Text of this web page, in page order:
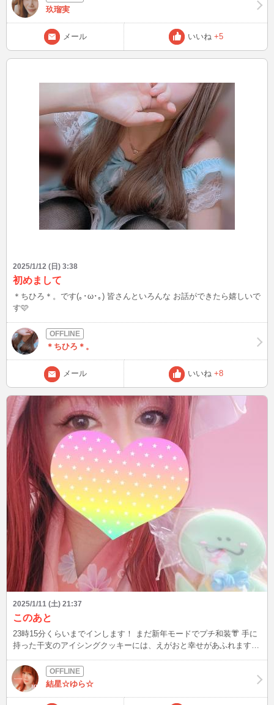
そしてお相撲さん達みんな美味しそうに食べる👍👍 お相撲さんって
若い頃から相撲部屋に入り、15.6歳から社会に出てるようなもの。 だ
から皆さん27.8から30歳くらいに見える😳😳 でも、二子山部屋のプ
ロフィールを見たらほとんどが20歳前後。皆さん大人っぽい👏👏 そ
の中でも、15歳の菊池くんが可愛いすぎる💞💞 ウニイクラ丼が美味
る寅のお寺🐯 朝護孫子寺に行ってきました。 極寒過ぎて、久しぶり
に指先がかじかんだわ。 でもお目当ての寅まんじゅう🐯が食べられ
たので良し！とします。 今年はヘビ年🐍大神神社に参拝に行かない
とですね。 節分までには行きたいなぁ〜 てか！節分に行きたいな
ぁ〜👹👹
玖瑠実
メール いいね +5
2025/1/12 (日) 3:38
初めまして
＊ちひろ＊。です(｡･ω･｡) 皆さんといろんな お話ができたら嬉しいで
す🩷
＊ちひろ＊。
メール いいね +8
2025/1/11 (土) 21:37
このあと
23時15分くらいまでインします！ まだ新年モードでプチ和装👘 手に
持った干支のアイシングクッキーには、えがおと幸せがあふれますよ
ラッキー運試しにゆらを見つけてみてね✨
結星☆ゆら☆